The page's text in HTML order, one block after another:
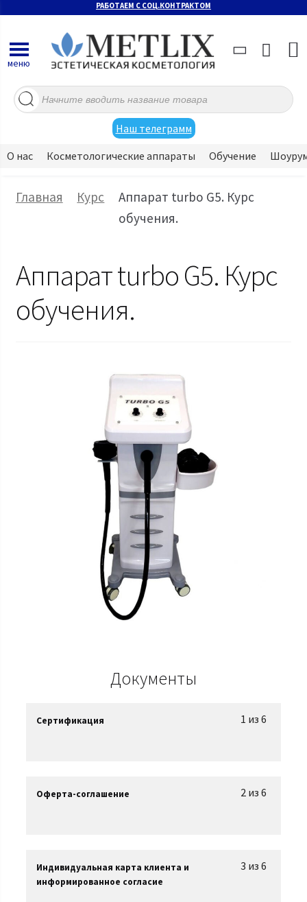
РАБОТАЕМ С СОЦ.КОНТРАКТОМ
Поиск
товаров
Наш телеграмм
меню
О нас Косметологические аппараты Обучение
Главная Курс
Аппарат turbo G5. Курс
обучения.
Аппарат turbo G5. Курс
обучения.
Документы
1 из 6
Сертификация
2 из 6
Оферта-соглашение
3 из 6
Индивидуальная карта клиента и
информированное согласие